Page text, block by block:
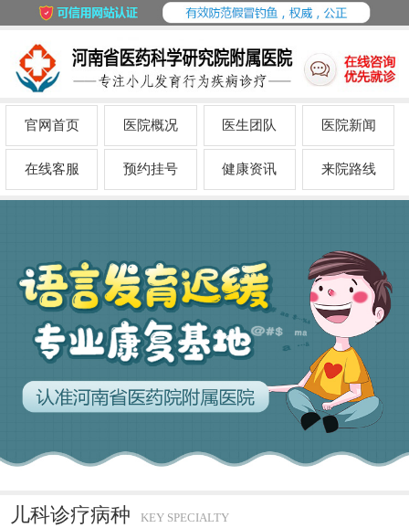
官网首页 医院概况 医生团队 医院新闻
在线客服 预约挂号 健康资讯 来院路线
儿科诊疗病种 KEY SPECIALTY